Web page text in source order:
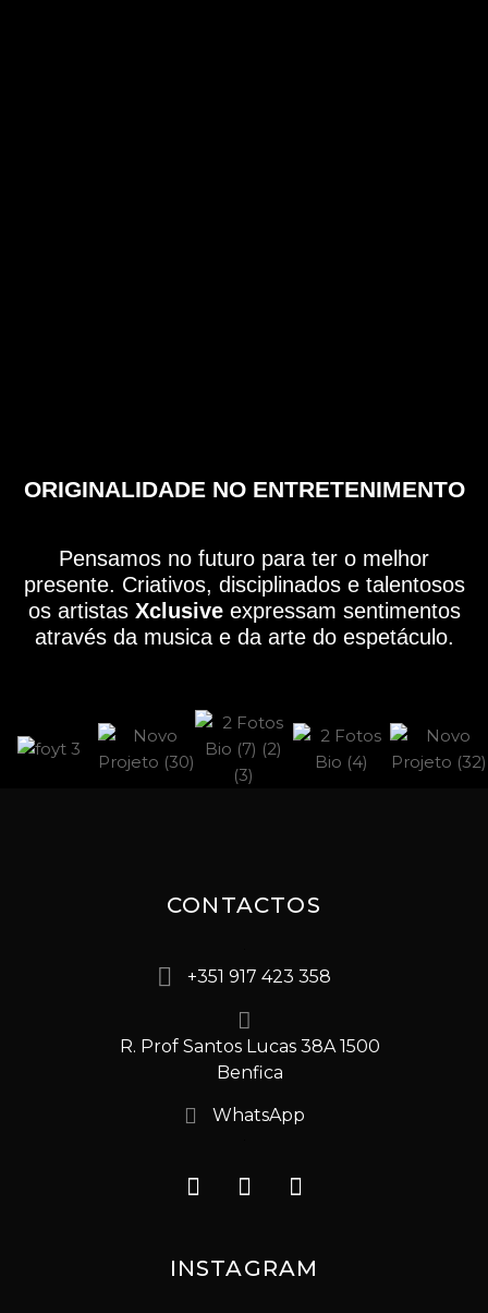
ORIGINALIDADE NO ENTRETENIMENTO
Pensamos no futuro para ter o melhor
presente. Criativos, disciplinados e talentosos
os artistas Xclusive expressam sentimentos
através da musica e da arte do espetáculo.
CONTACTOS
+351 917 423 358
R. Prof Santos Lucas 38A 1500
Benfica
WhatsApp
INSTAGRAM